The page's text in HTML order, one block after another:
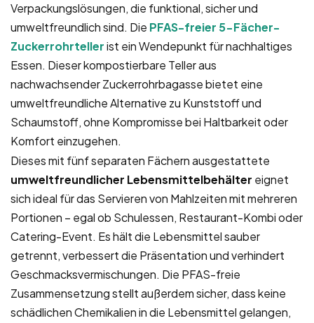
Verpackungslösungen, die funktional, sicher und
umweltfreundlich sind. Die PFAS-freier 5-Fächer-
Zuckerrohrtellerist ein Wendepunkt für nachhaltiges
Essen. Dieser kompostierbare Teller aus
nachwachsender Zuckerrohrbagasse bietet eine
umweltfreundliche Alternative zu Kunststoff und
Schaumstoff, ohne Kompromisse bei Haltbarkeit oder
Komfort einzugehen.
Dieses mit fünf separaten Fächern ausgestattete
umweltfreundlicher Lebensmittelbehälter eignet
sich ideal für das Servieren von Mahlzeiten mit mehreren
Portionen – egal ob Schulessen, Restaurant-Kombi oder
Catering-Event. Es hält die Lebensmittel sauber
getrennt, verbessert die Präsentation und verhindert
Geschmacksvermischungen. Die PFAS-freie
Zusammensetzung stellt außerdem sicher, dass keine
schädlichen Chemikalien in die Lebensmittel gelangen,